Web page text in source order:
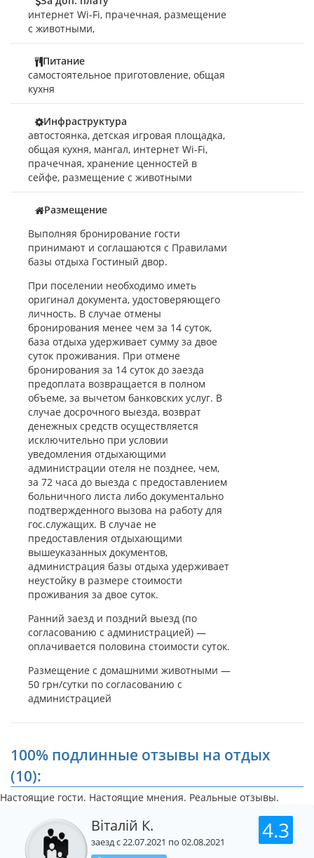
просторной комнате-студии дополнительно оборудована
кухонная зона с холодильником, электроплиткой, чайником,
разделенные спальни и отдельный балкон с набором
садовой мебели.
Питание
Для гостей номеров «Стандарт» и «Полулюкс» оборудована
кухня с индукционными плитами. Отдыхающие в номерах
«Люкс» имеют все необходимое для индивидуального
приготовления еды.
множество вариантов питания в близлежащих кафе и
столовых.
Инфраструктура/Территория
На территории «Гостиного двора» располагаются большой
детский городок, что порадует семейных гостей. Детвора
будет радоваться батуту, горкам, качелям, лестницам.
Для гостей на собственном авто оборудована охраняемая
автомобильная стоянка на территории базы. Есть
комфортные летние беседки. Позаботились мы и о
наличии мангала для любителей барбекю.
За умеренную плату можно подключиться к беспроводному
интернету.
Как добраться
Доехать до «Гостиного двора» на автомобиле на Федотову
косу можно через Кирилловку Запорожской области.
На общественном транспорте самый оптимальный
вариант – доехать до Мелитополя, далее на маршрутном
такси до центра Кирилловки, а оттуда ходят регулярные
рейсы на Федотову косу. Так вы доберетесь под самые
ворота базы.
В летний сезон можно воспользоваться услугами прямых
городов Украины на курорты Азова.
интернет Wi-Fi, прачечная, размещение
с животными,
Питание
самостоятельное приготовление, общая
кухня
Инфраструктура
автостоянка, детская игровая площадка,
общая кухня, мангал, интернет Wi-Fi,
прачечная, хранение ценностей в
сейфе, размещение с животными
Размещение
Выполняя бронирование гости
принимают и соглашаются с Правилами
базы отдыха Гостиный двор.
При поселении необходимо иметь
оригинал документа, удостоверяющего
личность. В случае отмены
бронирования менее чем за 14 суток,
база отдыха удерживает сумму за двое
суток проживания. При отмене
бронирования за 14 суток до заезда
предоплата возвращается в полном
объеме, за вычетом банковских услуг. В
случае досрочного выезда, возврат
денежных средств осуществляется
исключительно при условии
уведомления отдыхающими
администрации отеля не позднее, чем,
за 72 часа до выезда с предоставлением
больничного листа либо документально
подтвержденного вызова на работу для
гос.служащих. В случае не
предоставления отдыхающими
вышеуказанных документов,
администрация базы отдыха удерживает
неустойку в размере стоимости
проживания за двое суток.
Ранний заезд и поздний выезд (по
согласованию с администрацией) —
оплачивается половина стоимости суток.
Размещение с домашними животными —
50 грн/сутки по согласованию с
администрацией
100% подлинные отзывы на отдых
(10):
Настоящие гости. Настоящие мнения. Реальные отзывы.
4.3
Віталій К.
заезд с 22.07.2021 по 02.08.2021